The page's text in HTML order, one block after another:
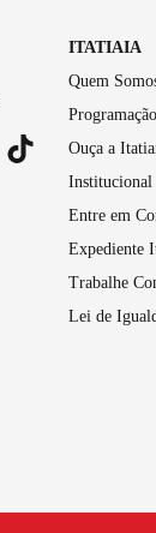
ITATIAIA
Quem
Programação
Ouça a
Institucional
Entre em
Expediente
Trabalhe
Lei de